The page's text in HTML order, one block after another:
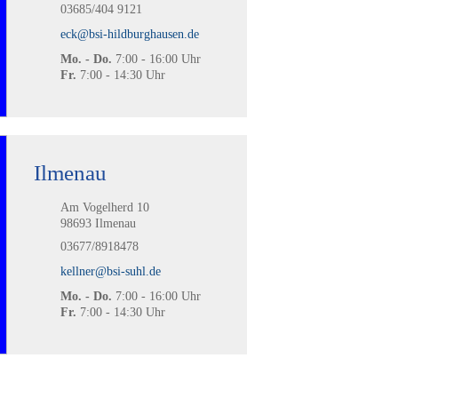
03685/404 9121
eck@bsi-hildburghausen.de
Mo. - Do. 7:00 - 16:00 Uhr
Fr. 7:00 - 14:30 Uhr
Ilmenau
Am Vogelherd 10
98693 Ilmenau
03677/8918478
kellner@bsi-suhl.de
Mo. - Do. 7:00 - 16:00 Uhr
Fr. 7:00 - 14:30 Uhr